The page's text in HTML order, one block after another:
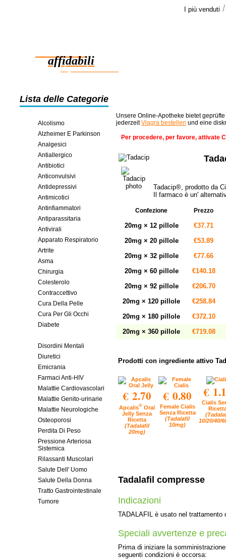
I più venduti
affidabili
risparmio in linea
Lista delle Categorie
Alcolismo
Alzheimer E Parkinson
Analgesici
Antiallergico
Antibiotici
Anticonvulsivi
Antidepressivi
Antimicotici
Antinfiammatori
Antiparassitaria
Antivirali
Apparato Respiratorio
Artrite
Asma
Chirurgia
Colesterolo
Contraccettivo
Cura Della Pelle
Cura Per Gli Occhi
Diabete
Disordini Mentali
Diuretici
Emicrania
Farmaci Anti-HIV
Malattie Cardiovascolari
Malattie Genito-urinarie
Malattie Neurologiche
Osteoporosi
Perdita Di Peso
Pressione Arteriosa
Sistemica
Rilassanti Muscolari
Salute Dell' Uomo
Salute Della Donna
Tratto Gastrointestinale
Tumore
Unsere Online-Apotheke bietet
jederzeitViagra bestellen und eine
Per procedere, per favore, attivate
Tadacip®, prodotto da
Il farmaco è un'
Confezione Prezzo
20mg × 12 pillole
€37.71
20mg × 20 pillole
€53.89
20mg × 32 pillole
€77.66
20mg × 60 pillole
€140.18
20mg × 92 pillole
€206.70
20mg × 120 pillole
€258.84
20mg × 180 pillole
€372.10
20mg × 360 pillole
€719.08
Prodotti con ingrediente attivo
€ 2.70
Apcalis® Oral
Jelly Senza
Ricetta
(Tadalafil
20mg)
€ 0.80
Female Cialis
Senza Ricetta
(Tadalafil
10mg)
€
Cialis
10/20/40/
Tadalafil compresse
Indicazioni
TADALAFIL è usato nel
Speciali avvertenze e
Prima di iniziare la
seguenti condizioni è occorsa: